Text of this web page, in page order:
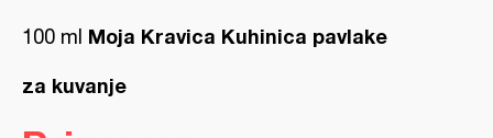
100 ml Moja Kravica Kuhinica pavlake
za kuvanje